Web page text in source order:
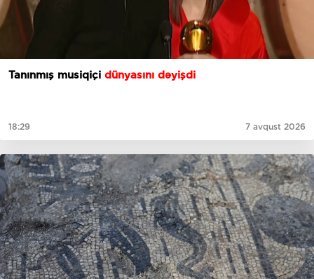
Tanınmış musiqiçi dünyasını dəyişdi
18:29 7 avqust 2026